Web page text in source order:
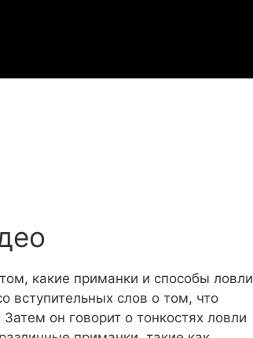
какие приманки и способы ловли
вступительных слов о том, что
он говорит о тонкостях ловли